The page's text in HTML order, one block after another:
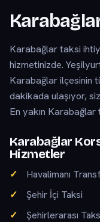
Karabağlar taksi
hizmetinizde.
Karabağlar ilçesinin
dakikada ulaşıyor,
En yakın
Karabağlar
Hizmetler
Havalimanı
Şehir İçi Taksi
Şehirlerarası